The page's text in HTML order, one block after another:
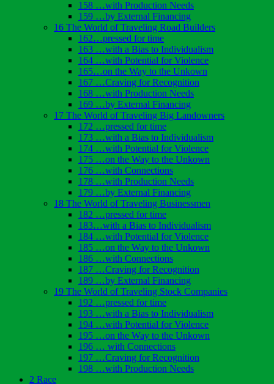
158 …with Production Needs
159 …by External Financing
16 The World of Traveling Road Builders
162…pressed for time
163 …with a Bias to Individualism
164 …with Potential for Violence
165…on the Way to the Unkown
167 …Craving for Recognition
168 …with Production Needs
169 …by External Financing
17 The World of Traveling Big Landowners
172 …pressed for time
173 …with a Bias to Individualism
174 …with Potential for Violence
175 …on the Way to the Unkown
176 …with Connections
178 …with Production Needs
179 …by External Financing
18 The World of Traveling Businessmen
182 …pressed for time
183…with a Bias to Individualism
184 …with Potential for Violence
185 …on the Way to the Unkown
186 …with Connections
187 …Craving for Recognition
189 …by External Financing
19 The World of Traveling Stock Companies
192 …pressed for time
193 …with a Bias to Individualism
194 …with Potential for Violence
195 …on the Way to the Unkown
196 … with Connections
197 …Craving for Recognition
198 …with Production Needs
2 Race